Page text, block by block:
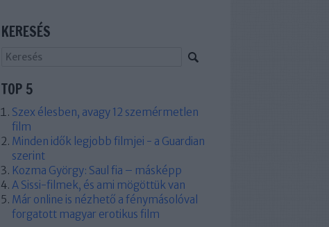
KERESÉS
TOP 5
Szex élesben, avagy 12 szemérmetlen
film
Minden idők legjobb filmjei - a Guardian
szerint
Kozma György: Saul fia – másképp
A Sissi-filmek, és ami mögöttük van
Már online is nézhető a fénymásolóval
forgatott magyar erotikus film